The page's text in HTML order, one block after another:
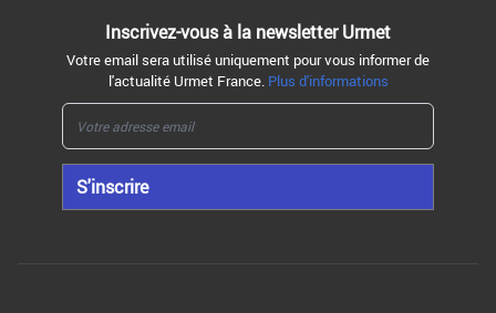
Inscrivez-vous à la newsletter Urmet
Votre email sera utilisé uniquement pour vous informer de
l'actualité Urmet France. Plus d'informations
S'inscrire